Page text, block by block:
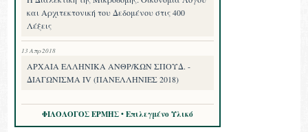
και Αρχιτεκτονική του Δεδομένου στις 400
Λέξεις
13 Απρ 2018
ΑΡΧΑΙΑ ΕΛΛΗΝΙΚΑ ΑΝΘΡ/ΚΩΝ ΣΠΟΥΔ. -
ΔΙΑΓΩΝΙΣΜΑ IV (ΠΑΝΕΛΛΗΝΙΕΣ 2018)
ΦΙΛΟΛΟΓΟΣ ΕΡΜΗΣ • Επιλεγμένο Υλικό